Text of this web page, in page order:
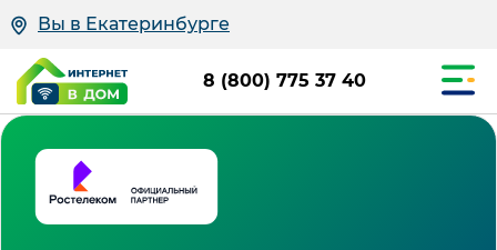
Вы в Екатеринбурге
8 (800) 775 37 40